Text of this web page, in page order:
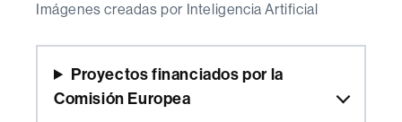
Imágenes creadas por Inteligencia Artificial
Proyectos financiados por la
Comisión Europea